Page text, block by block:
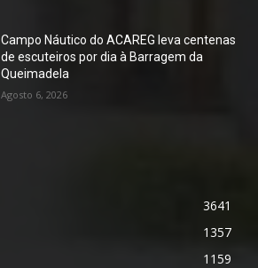
Campo Náutico do ACAREG leva centenas
de escuteiros por dia à Barragem da
Queimadela
Agosto 6, 2026
3641
1357
1159